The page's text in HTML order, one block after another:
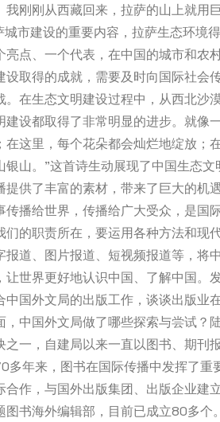
刚刚从西藏回来，拉萨的山上就用
市建设的重要内容，拉萨生态环境
亮点、一个代表，在中国的城市和农
取得的成就，需要及时向国际社会
在生态文明建设过程中，从西北沙
设都取得了非常明显的进步。就像
这里，每个花朵都会灿烂地绽放；
山。”这首诗生动展现了中国生态
供了丰富的素材，带来了巨大的机
播给世界，传播给广大受众，是国
的职责所在，要运用各种方法和现
道、图片报道、短视频报道等，将
世界更好地认识中国、了解中国。
国外文局的出版工作，谈谈出版业
，中国外文局做了哪些探索与尝试？
之一，自建局以来一直以图书、期刊
多年来，图书在国际传播中发挥了重
作，与国外出版集团、出版企业建
书海外编辑部，目前已成立80多个